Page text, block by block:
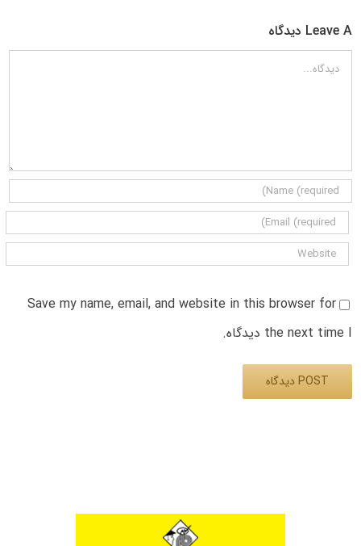
Leave A دیدگاه
دیدگاه
Save my name, email, and website in this browser for
the next time I دیدگاه.